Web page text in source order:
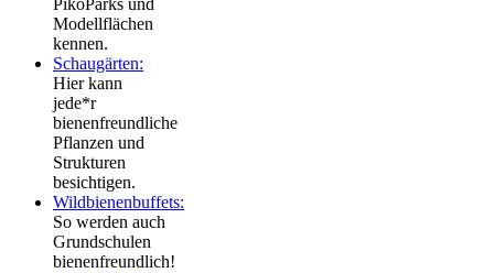
PikoParks und
Modellflächen
kennen.
Schaugärten:
Hier kann
jede*r
bienenfreundliche
Pflanzen und
Strukturen
besichtigen.
Wildbienenbuffets:
So werden auch
Grundschulen
bienenfreundlich!